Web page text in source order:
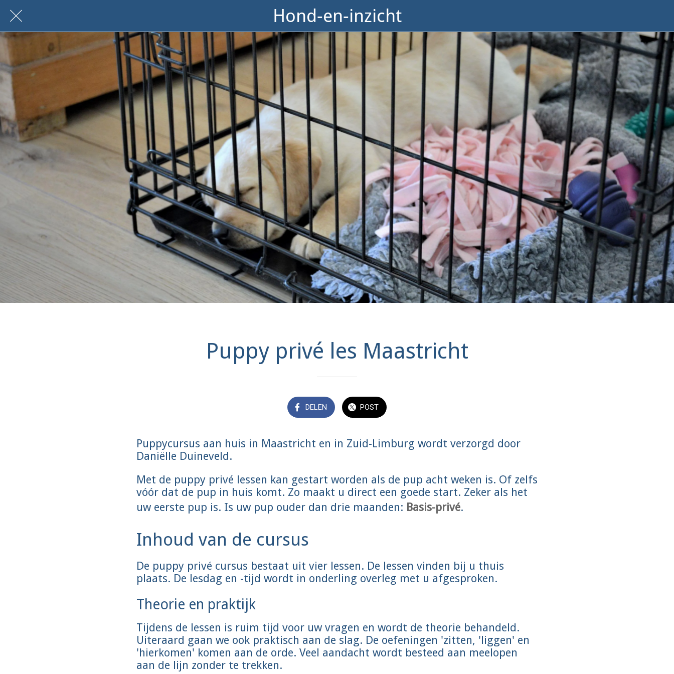
Hond-en-inzicht
Puppy privé les Maastricht
DELEN POST
Puppycursus aan huis in Maastricht en in Zuid-Limburg wordt verzorgd door
Daniëlle Duineveld.
Met de puppy privé lessen kan gestart worden als de pup acht weken is. Of zelfs
vóór dat de pup in huis komt. Zo maakt u direct een goede start. Zeker als het
uw eerste pup is. Is uw pup ouder dan drie maanden: Basis-privé.
Inhoud van de cursus
De puppy privé cursus bestaat uit vier lessen. De lessen vinden bij u thuis
plaats. De lesdag en -tijd wordt in onderling overleg met u afgesproken.
Theorie en praktijk
Tijdens de lessen is ruim tijd voor uw vragen en wordt de theorie behandeld.
Uiteraard gaan we ook praktisch aan de slag. De oefeningen 'zitten, 'liggen' en
'hierkomen' komen aan de orde. Veel aandacht wordt besteed aan meelopen
aan de lijn zonder te trekken.